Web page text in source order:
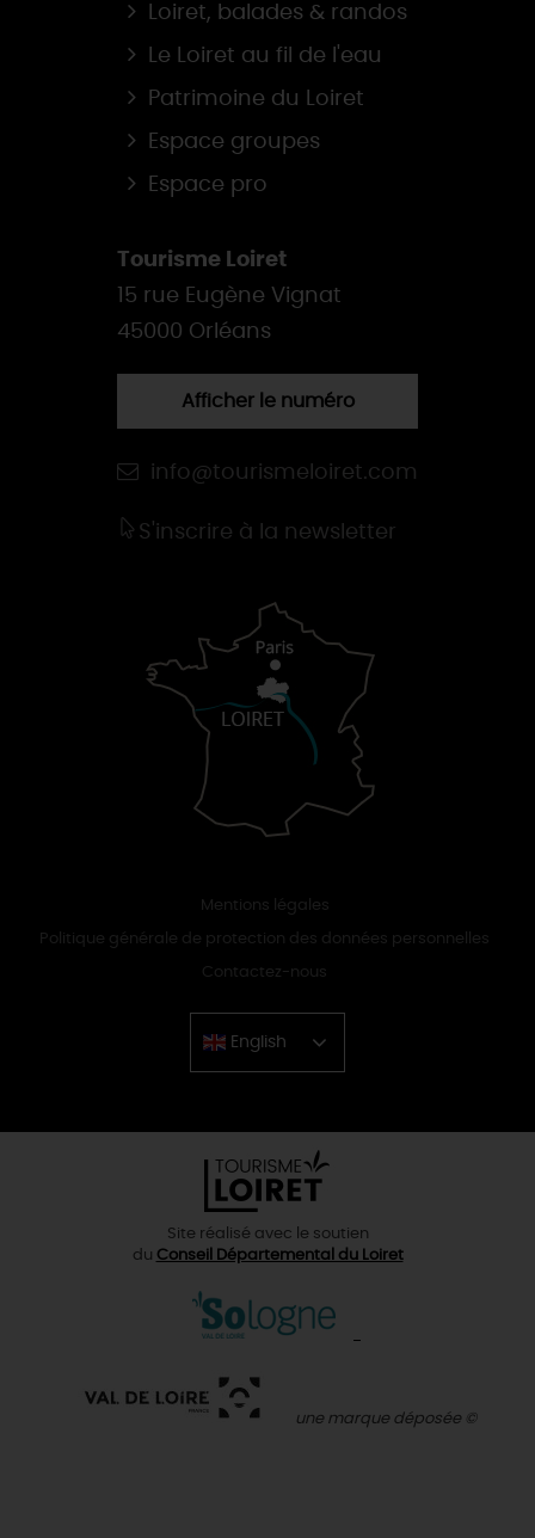
Loiret, balades & randos
Le Loiret au fil de l'eau
Patrimoine du Loiret
Espace groupes
Espace pro
Tourisme Loiret
15 rue Eugène Vignat
45000 Orléans
Afficher le numéro
info@tourismeloiret.com
S'inscrire à la newsletter
Mentions légales
Politique générale de protection des données personnelles
Contactez-nous
English
Chinese
Site réalisé avec le soutien
du Conseil Départemental du Loiret
une marque déposée ©